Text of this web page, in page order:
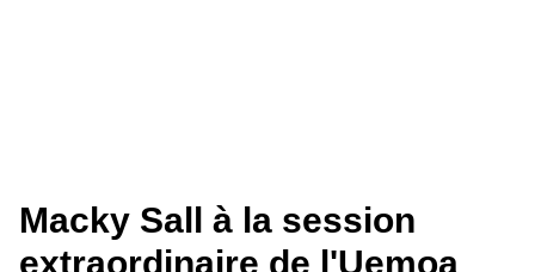
Macky Sall à la session
extraordinaire de l'Uemoa